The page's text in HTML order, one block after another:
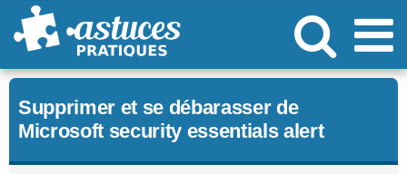
Passer
au
Supprimer et se débarasser de
Microsoft security essentials alert